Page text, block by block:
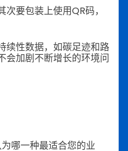
要包装上使用QR码，
续性数据，如碳足迹和路
会加剧不断增长的环境问
哪一种最适合您的业